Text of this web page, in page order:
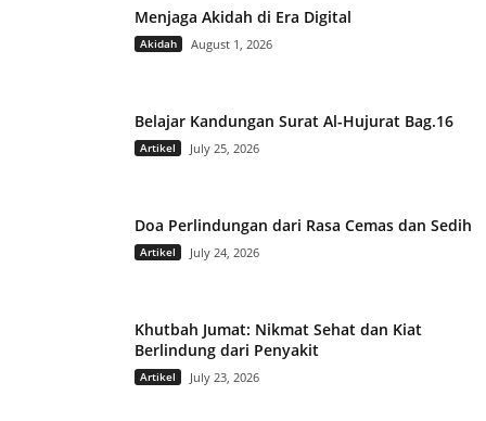
Menjaga Akidah di Era Digital
Akidah August 1, 2026
Belajar Kandungan Surat Al-Hujurat Bag.16
Artikel July 25, 2026
Doa Perlindungan dari Rasa Cemas dan Sedih
Artikel July 24, 2026
Khutbah Jumat: Nikmat Sehat dan Kiat
Berlindung dari Penyakit
Artikel July 23, 2026